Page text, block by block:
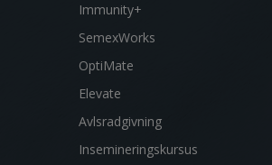
Immunity+
SemexWorks
OptiMate
Elevate
Avlsradgivning
Insemineringskursus